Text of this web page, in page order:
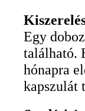
Egy
található.
hónapra
kapszulát